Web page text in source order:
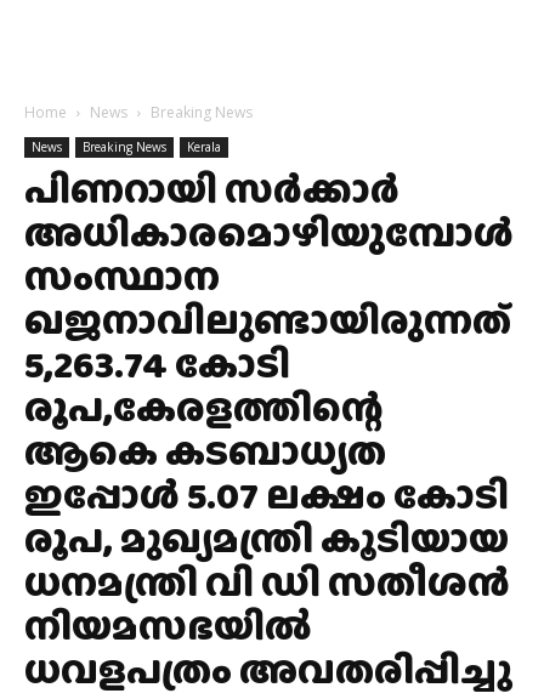
Home News Breaking News
News Breaking News Kerala
പിണറായി സർക്കാർ
അധികാരമൊഴിയുമ്പോൾ
സംസ്ഥാന
ഖജനാവിലുണ്ടായിരുന്നത്
5,263.74 കോടി
രൂപ,കേരളത്തിന്റെ
ആകെ കടബാധ്യത
ഇപ്പോൾ 5.07 ലക്ഷം കോടി
രൂപ, മുഖ്യമന്ത്രി കൂടിയായ
ധനമന്ത്രി വി ഡി സതീശൻ
നിയമസഭയിൽ
ധവളപത്രം അവതരിപ്പിച്ചു